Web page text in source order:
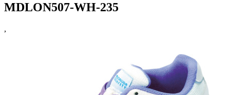
MDLON507-WH-235
,